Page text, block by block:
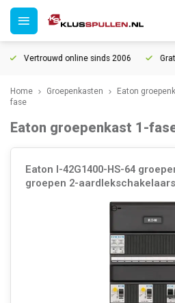
Vertrouwd online sinds 2006 Gratis
Home Groepenkasten Eaton
fase
Eaton groepenkast 1-
Eaton I-42G1400-HS-64
groepen 2-